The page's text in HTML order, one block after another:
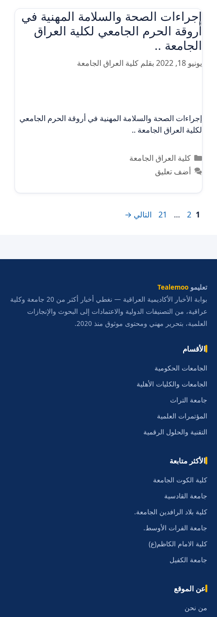
إجراءات الصحة والسلامة المهنية في
أروقة الحرم الجامعي لكلية العراق
الجامعة ..
يونيو 18, 2022 بقلم كلية العراق الجامعة
إجراءات الصحة والسلامة المهنية في أروقة الحرم الجامعي
لكلية العراق الجامعة ..
التصنيفات
كلية العراق الجامعة
أضف تعليق
Page
1
Page
2
…
Page
21 التالي →
تعليمو Tealemoo
بوابة الأخبار الأكاديمية العراقية — نغطي أخبار أكثر من 20 جامعة وكلية
عراقية، من التصنيفات الدولية والاعتمادات إلى البحوث والإنجازات
العلمية، بتحرير مهني ومحتوى موثوق منذ 2020.
الأقسام
الجامعات الحكومية
الجامعات والكليات الأهلية
جامعة التراث
المؤتمرات العلمية
التقنية والحلول الرقمية
الأكثر متابعة
كلية الكوت الجامعة
جامعة القادسية
كلية بلاد الرافدين الجامعة.
جامعة الفرات الأوسط.
كلية الامام الكاظم(ع)
جامعة الكفيل
عن الموقع
من نحن